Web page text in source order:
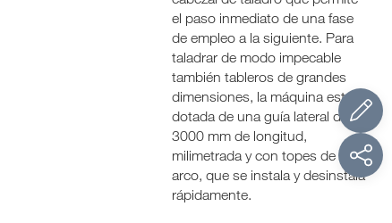
el paso inmediato de una fase
de empleo a la siguiente. Para
taladrar de modo impecable
también tableros de grandes
dimensiones, la máquina está
dotada de una guía lateral de
3000 mm de longitud,
milimetrada y con topes de
arco, que se instala y desinstala
rápidamente.